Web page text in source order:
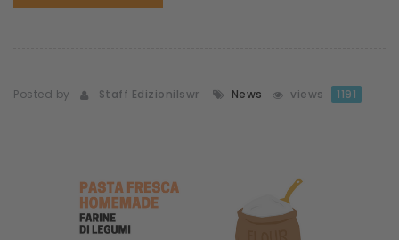
Posted by Staff Edizionilswr News views 1191